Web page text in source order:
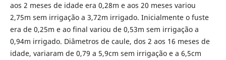
aos 2 meses de idade era 0,28m e aos 20 meses variou
2,75m sem irrigação a 3,72m irrigado. Inicialmente o fuste
era de 0,25m e ao final variou de 0,53m sem irrigação a
0,94m irrigado. Diâmetros de caule, dos 2 aos 16 meses de
idade, variaram de 0,79 a 5,9cm sem irrigação e a 6,5cm